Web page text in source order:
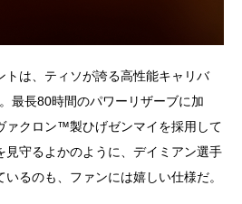
トは、ティソが誇る高性能キャリバ
最長80時間のパワーリザーブに加
ァクロン™️製ひげゼンマイを採用して
見守るよかのように、デイミアン選手
るのも、ファンには嬉しい仕様だ。